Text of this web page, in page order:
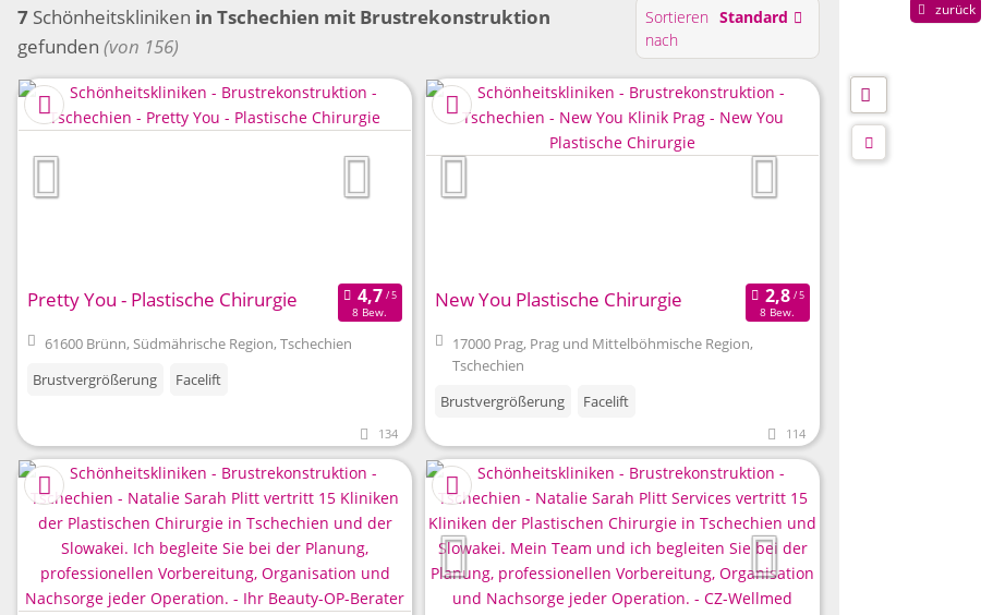
7 Schönheitskliniken in Tschechien mit Brustrekonstruktion
gefunden (von 156)
Sortieren
nach
Standard
Pretty You - Plastische Chirurgie
8 Bew.
61600 Brünn, Südmährische Region, Tschechien
Brustvergrößerung
Facelift
134
New You Plastische Chirurgie
8 Bew.
17000 Prag, Prag und Mittelböhmische Region,
Tschechien
Brustvergrößerung
Facelift
114
zurück